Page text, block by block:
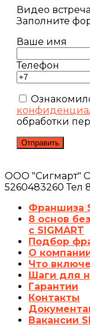
Видео
Заполните
Ваше имя
Телефон
обработки
ООО "Сигмарт"
5260483260 Тел
Франшиза
8 основ
с SIGMART
Подбор
О
Что
Шаги для
Гарантии
Контакты
Вакансии